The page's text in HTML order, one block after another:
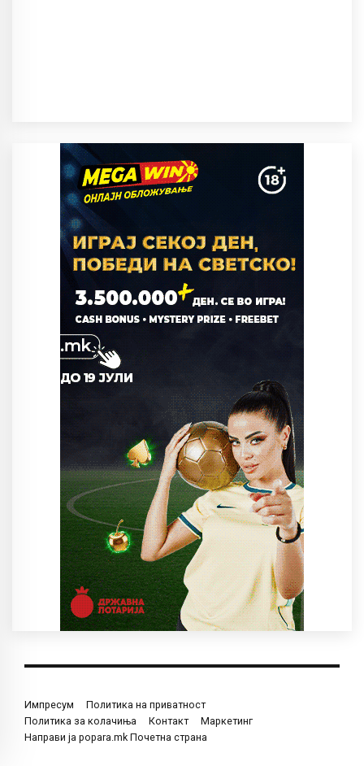
Импресум
Политика на приватност
Политика за колачиња
Контакт
Маркетинг
Направи ја popara.mk Почетна страна